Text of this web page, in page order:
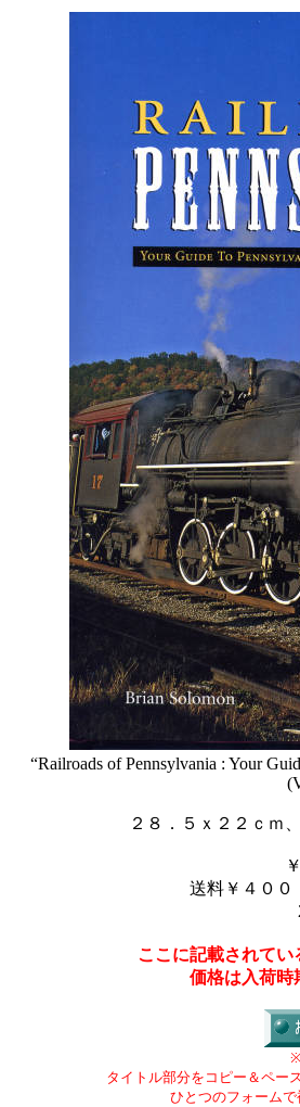
“Railroads of Pennsylvania : Your
２８．５ｘ２２ｃｍ
送料￥４００
ここに記載されて
価格は入荷時
タイトル部分をコピー＆ペー
ひとつのフォーム